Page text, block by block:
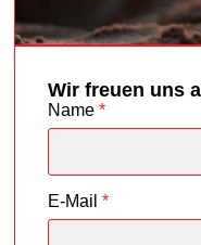
Wir freuen uns
Name *
E-Mail *